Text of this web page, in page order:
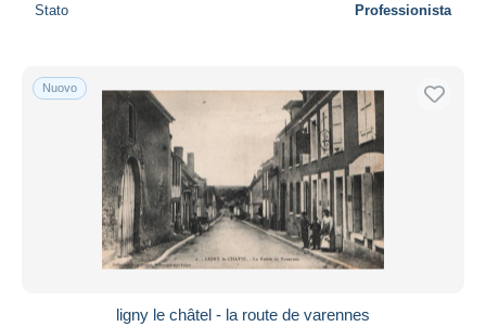
Stato Professionista
Nuovo
ligny le châtel - la route de varennes